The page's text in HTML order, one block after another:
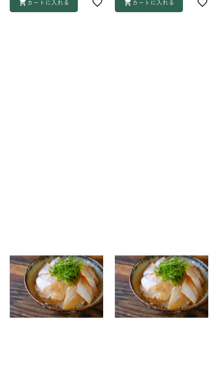
カートに入れる カートに入れる